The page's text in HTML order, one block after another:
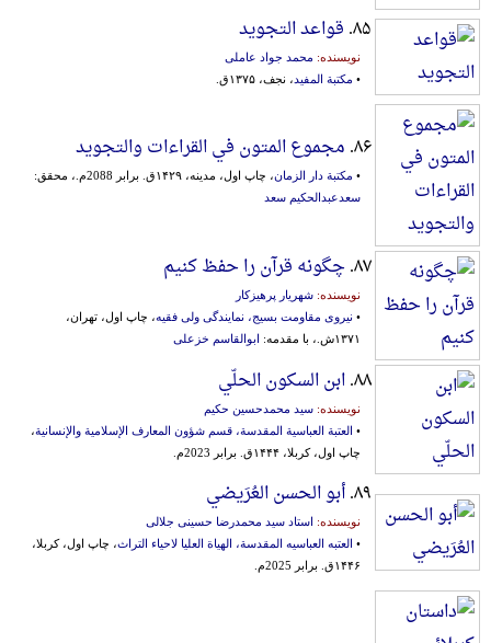
۸۵. قواعد التجوید
نویسنده: محمد جواد عاملی
• مکتبة المفید ، نجف، ۱۳۷۵ق.
۸۶. مجموع المتون في القراءات والتجوید
• مکتبة دار الزمان، چاپ اول، مدینه، ۱۴۲۹ق. برابر 2088م.، محقق:
سعدعبدالحکیم سعد
۸۷. چگونه قرآن را حفظ کنیم
نویسنده: شهریار پرهیزکار
• نیروی مقاومت بسیج، نمایندگی ولی فقیه، چاپ اول، تهران،
۱۳۷۱ش.، با مقدمه:
ابوالقاسم خزعلی
۸۸. ابن السكون الحلّي
نویسنده: سید محمدحسین حکیم
• العتبة العباسیة المقدسة، قسم شؤون المعارف الإسلامیة والإنسانیة،
چاپ اول، کربلا، ۱۴۴۴ق. برابر 2023م.
۸۹. أبو الحسن العُرَیضي
نویسنده: استاد سید محمدرضا حسینی جلالی
• العتبه العباسیه المقدسة، الهیاة العلیا لاحیاء التراث، چاپ اول، کربلا،
۱۴۴۶ق. برابر 2025م.